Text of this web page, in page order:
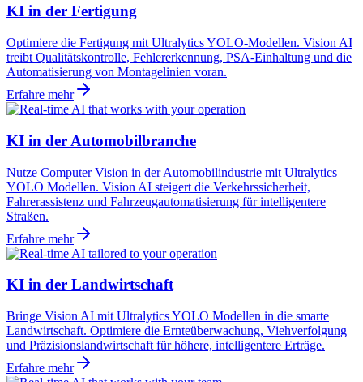
KI in der Fertigung
Optimiere die Fertigung mit Ultralytics YOLO-Modellen. Vision AI
treibt Qualitätskontrolle, Fehlererkennung, PSA-Einhaltung und die
Automatisierung von Montagelinien voran.
Erfahre mehr
KI in der Automobilbranche
Nutze Computer Vision in der Automobilindustrie mit Ultralytics
YOLO Modellen. Vision AI steigert die Verkehrssicherheit,
Fahrerassistenz und Fahrzeugautomatisierung für intelligentere
Straßen.
Erfahre mehr
KI in der Landwirtschaft
Bringe Vision AI mit Ultralytics YOLO Modellen in die smarte
Landwirtschaft. Optimiere die Ernteüberwachung, Viehverfolgung
und Präzisionslandwirtschaft für höhere, intelligentere Erträge.
Erfahre mehr